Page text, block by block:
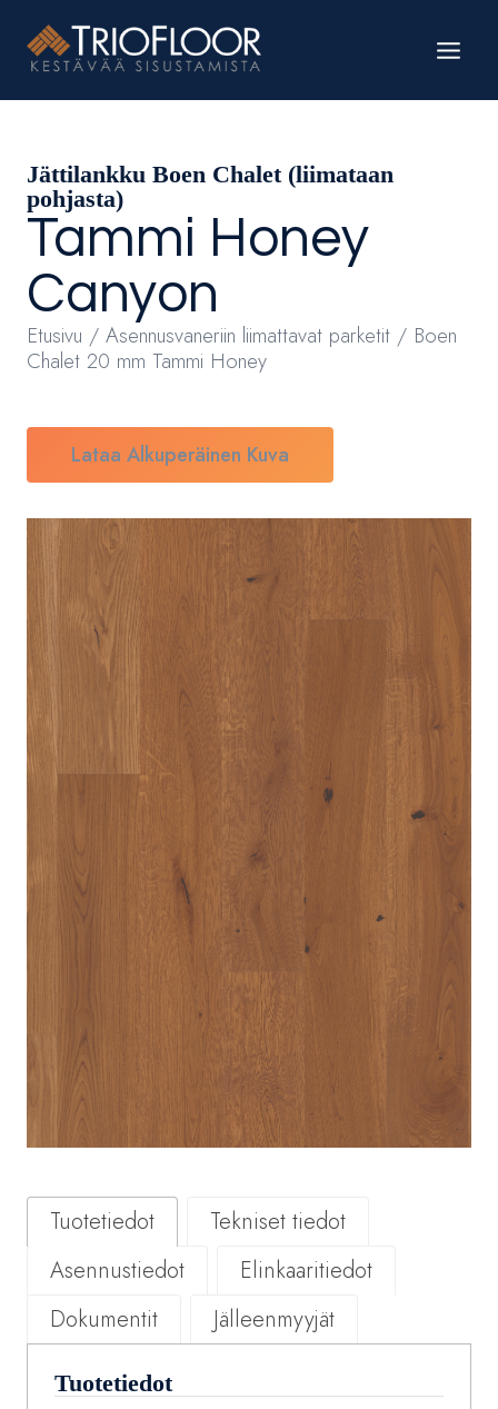
sisältöön
Jättilankku Boen Chalet (liimataan
pohjasta)
Tammi Honey
Canyon
Etusivu / Asennusvaneriin liimattavat parketit / Boen
Chalet 20 mm Tammi Honey
Lataa Alkuperäinen Kuva
Tuotetiedot
Tekniset tiedot
Asennustiedot
Elinkaaritiedot
Dokumentit
Jälleenmyyjät
Tuotetiedot